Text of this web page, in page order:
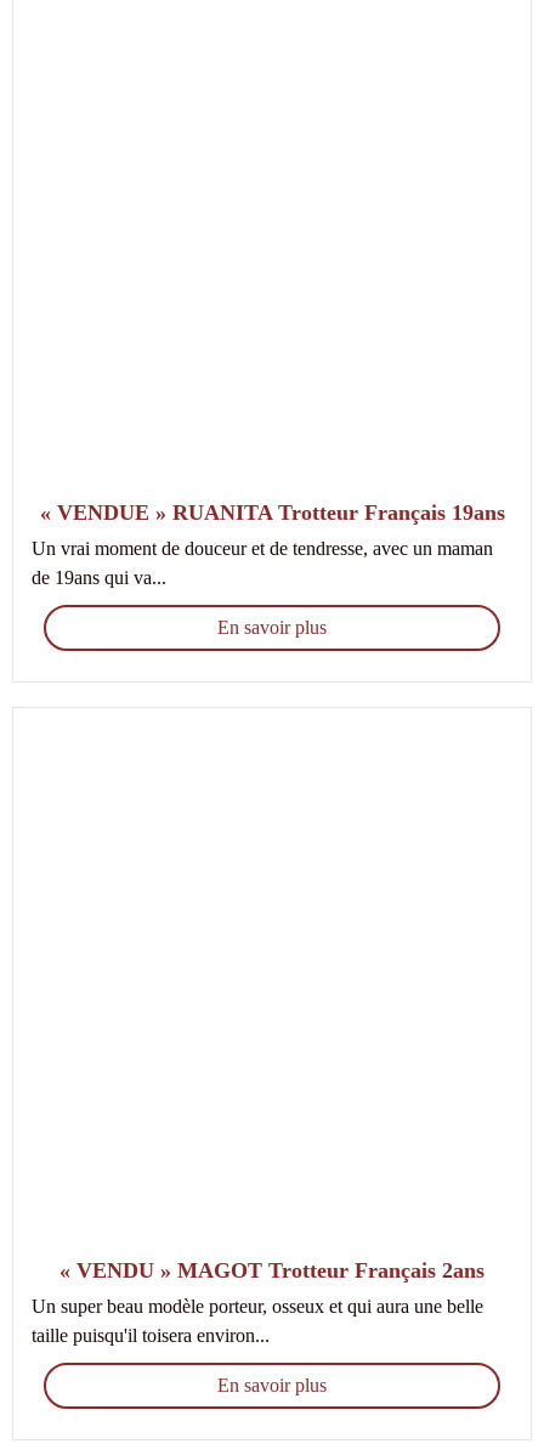
« VENDUE » RUANITA Trotteur Français 19ans
Un vrai moment de douceur et de tendresse, avec un maman
de 19ans qui va...
En savoir plus
« VENDU » MAGOT Trotteur Français 2ans
Un super beau modèle porteur, osseux et qui aura une belle
taille puisqu'il toisera environ...
En savoir plus